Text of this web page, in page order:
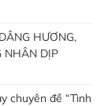
HƯƠNG,
NHÂN DỊP
chuyên đề “Tình